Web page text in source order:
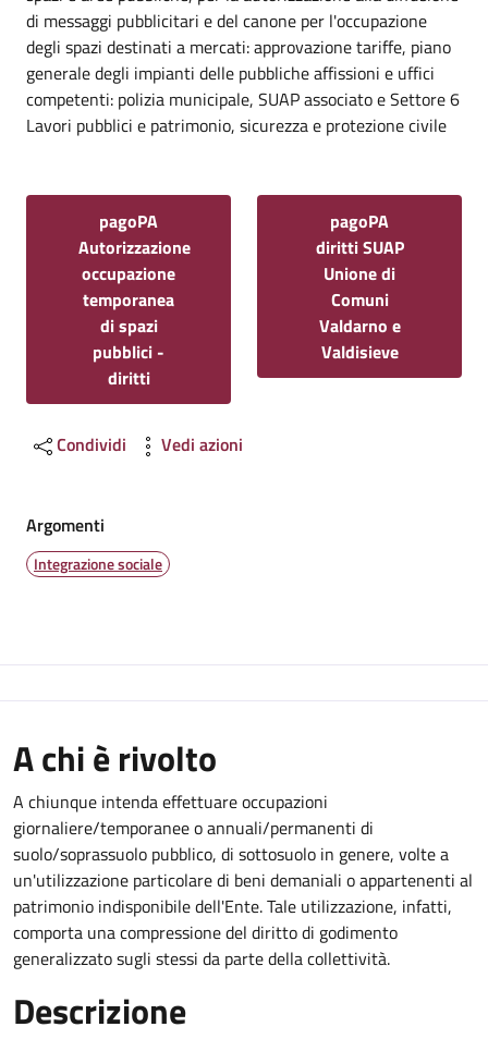
di messaggi pubblicitari e del canone per l'occupazione
degli spazi destinati a mercati: approvazione tariffe, piano
generale degli impianti delle pubbliche affissioni e uffici
competenti: polizia municipale, SUAP associato e Settore 6
Lavori pubblici e patrimonio, sicurezza e protezione civile
pagoPA
Autorizzazione
occupazione
temporanea
di spazi
pubblici -
diritti
pagoPA
diritti SUAP
Unione di
Comuni
Valdarno e
Valdisieve
Condividi Vedi azioni
Argomenti
Integrazione sociale
A chi è rivolto
A chiunque intenda effettuare occupazioni
giornaliere/temporanee o annuali/permanenti di
suolo/soprassuolo pubblico, di sottosuolo in genere, volte a
un'utilizzazione particolare di beni demaniali o appartenenti al
patrimonio indisponibile dell'Ente. Tale utilizzazione, infatti,
comporta una compressione del diritto di godimento
generalizzato sugli stessi da parte della collettività.
Descrizione